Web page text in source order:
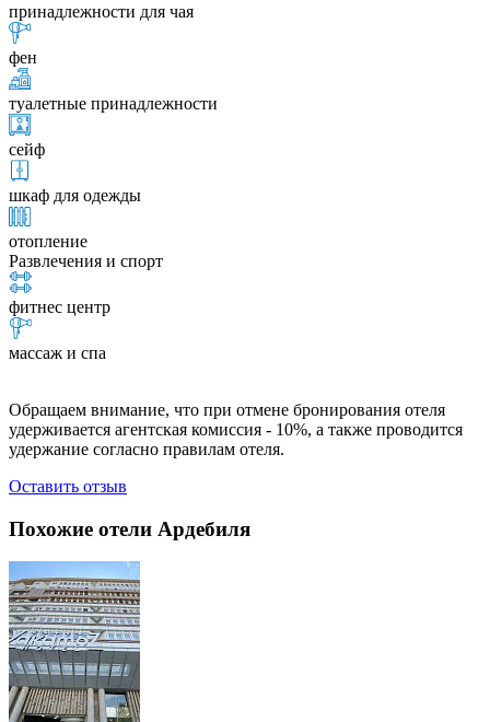
принадлежности для чая
фен
туалетные принадлежности
сейф
шкаф для одежды
отопление
Развлечения и спорт
фитнес центр
массаж и спа
Обращаем внимание, что при отмене бронирования отеля
удерживается агентская комиссия - 10%, а также проводится
удержание согласно правилам отеля.
Оставить отзыв
Похожие отели Ардебиля